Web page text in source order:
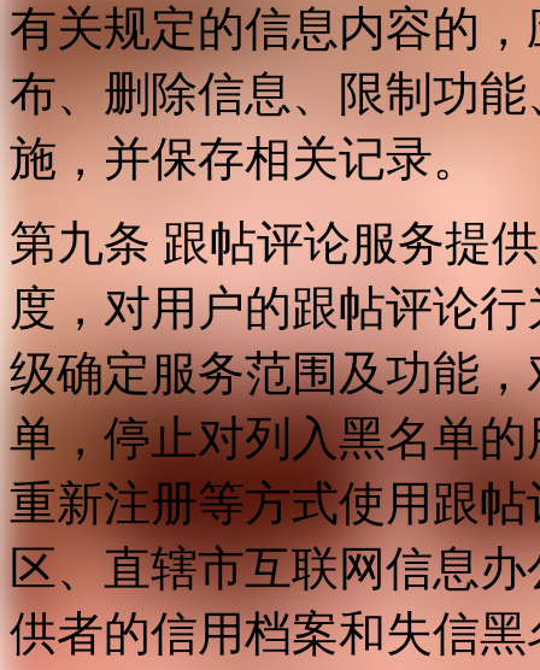
有关规定的信息内容的
布、删除信息、限制功
施，并保存相关记录。
第九条 跟帖评论服务提
度，对用户的跟帖评论
级确定服务范围及功能
单，停止对列入黑名单
重新注册等方式使用跟
区、直辖市互联网信息
供者的信用档案和失信